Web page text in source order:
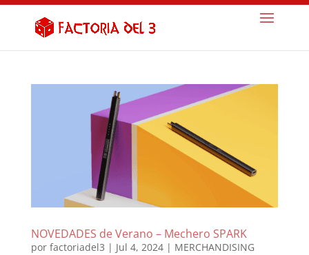
NOVEDADES de Verano – Mechero SPARK
por factoriadel3 | Jul 4, 2024| MERCHANDISING